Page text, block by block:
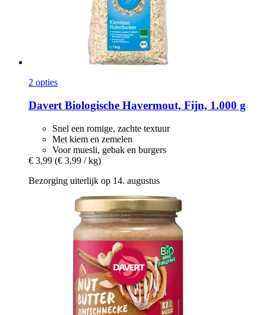
2 opties
Davert Biologische Havermout, Fijn, 1.000 g
Snel een romige, zachte textuur
Met kiem en zemelen
Voor muesli, gebak en burgers
€ 3,99 (€ 3,99 / kg)
Bezorging uiterlijk op 14. augustus